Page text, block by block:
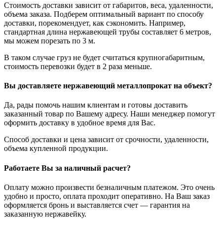
Стоимость доставки зависит от габаритов, веса, удаленности,
объема заказа. Подберем оптимальный вариант по способу
доставки, порекомендует, как сэкономить. Например,
стандартная длина нержавеющей трубы составляет 6 метров,
мы можем порезать по 3 м.
В таком случае груз не будет считаться крупногабаритным,
стоимость перевозки будет в 2 раза меньше.
Вы доставляете нержавеющий металлопрокат на объект?
Да, рады помочь нашим клиентам и готовы доставить
заказанный товар по Вашему адресу. Наши менеджер помогут
оформить доставку в удобное время для Вас.
Способ доставки и цена зависит от срочности, удаленности,
объема купленной продукции.
Работаете Вы за наличный расчет?
Оплату можно произвести безналичным платежом. Это очень
удобно и просто, оплата проходит оперативно. На Ваш заказ
оформляется бронь и выставляется счет — гарантия на
заказанную нержавейку.